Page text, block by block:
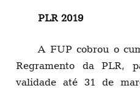
PLR 2019
A FUP cobrou o
Regramento da PLR,
validade até 31 de